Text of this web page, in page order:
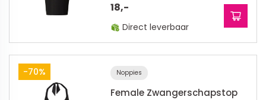
18,-
Direct leverbaar
-70% Noppies
Female Zwangerschapstop